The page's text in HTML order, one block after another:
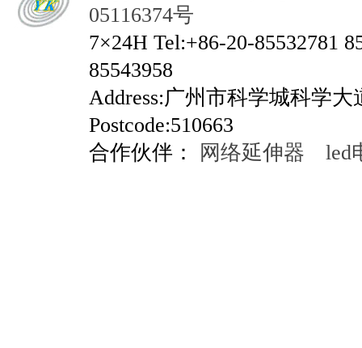
05116374号
7×24H Tel:+86-20-85532781
85543958
Address:广州市科学城科学
Postcode:510663
合作伙伴：
网络延伸器 led